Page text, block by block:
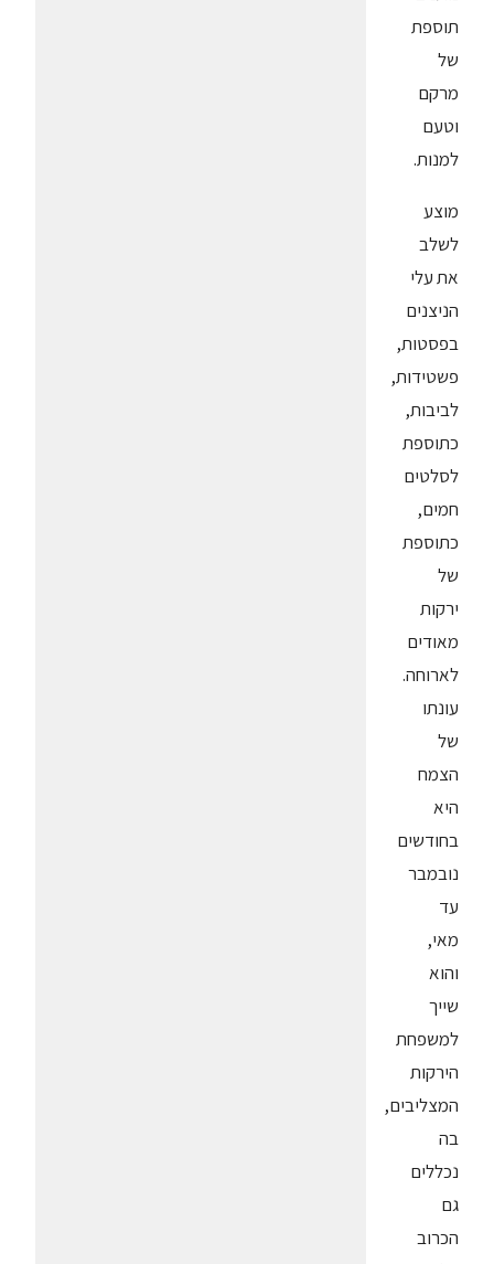
תוספת
של
מרקם
וטעם
למנות.
מוצע
לשלב
את עלי
הניצנים
בפסטות,
פשטידות,
לביבות,
כתוספת
לסלטים
חמים,
כתוספת
של
ירקות
מאודים
לארוחה.
עונתו
של
הצמח
היא
בחודשים
נובמבר
עד
מאי,
והוא
שייך
למשפחת
הירקות
המצליבים,
בה
נכללים
גם
הכרוב